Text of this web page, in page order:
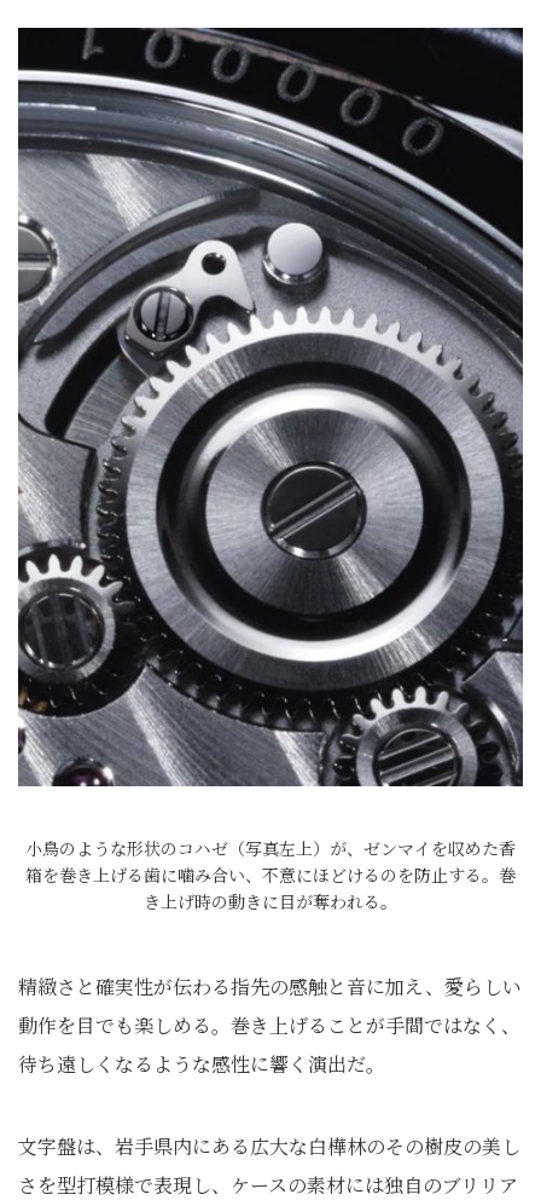
小鳥のような形状のコハゼ（写真左上）が、ゼンマイを収めた香
箱を巻き上げる歯に噛み合い、不意にほどけるのを防止する。巻
き上げ時の動きに目が奪われる。
精緻さと確実性が伝わる指先の感触と音に加え、愛らしい
動作を目でも楽しめる。巻き上げることが手間ではなく、
待ち遠しくなるような感性に響く演出だ。
文字盤は、岩手県内にある広大な白樺林のその樹皮の美し
さを型打模様で表現し、ケースの素材には独自のブリリア